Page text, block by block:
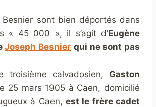
sont bien déportés dans
« 45 000 », il s’agit d’Eugène
Joseph Besnier qui ne sont pas
troisième calvadosien, Gaston
25 mars 1905 à Caen, domicilié
à Caen, est le frère cadet